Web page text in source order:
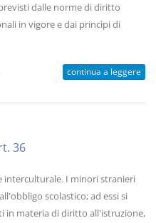
dalle norme di diritto
in vigore e dai princìpi di
continua a leggere
36
interculturale. I minori stranieri
scolastico; ad essi si
in materia di diritto all'istruzione,